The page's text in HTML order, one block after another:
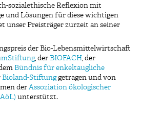
sozialethische Reflexion mit
und Lösungen für diese wichtigen
unser Preisträger zurzeit an seiner
der Bio-Lebensmittelwirtschaft
, der BIOFACH, der
Bündnis für enkeltaugliche
Bioland-Stiftunggetragen und von
der Assoziation ökologischer
unterstützt.